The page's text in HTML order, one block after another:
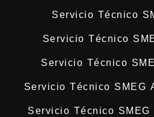
Servicio Técnico
Servicio Técnico
Servicio Técnico
Servicio Técnico SMEG
Servicio Técnico